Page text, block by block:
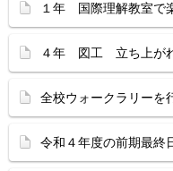
１年 国際理解教室で
４年 図工 立ち上が
全校ウォークラリーを
令和４年度の前期最終